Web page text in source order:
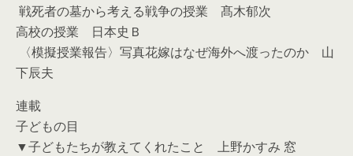
戦死者の墓から考える戦争の授業 髙木郁次
高校の授業 日本史Ｂ
〈模擬授業報告〉写真花嫁はなぜ海外へ渡ったのか 山
下辰夫
連載
子どもの目
▼子どもたちが教えてくれたこと 上野かすみ 窓